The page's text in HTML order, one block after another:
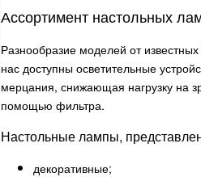
Ассортимент настольных
Разнообразие моделей от
нас доступны осветительные
мерцания, снижающая нагрузку на
помощью фильтра.
Настольные лампы,
декоративные;